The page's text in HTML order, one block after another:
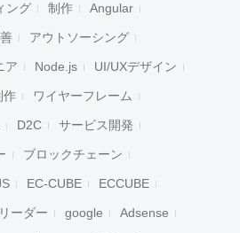
ング 制作 Angular
アウトソーシング
ア Node.js UI/UXデザイン
作 ワイヤーフレーム
D2C サービス開発
ブロックチェーン
EC-CUBE ECCUBE
リーダー google Adsense